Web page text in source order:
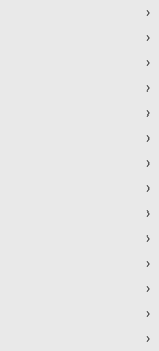
›
›
›
›
›
›
›
›
›
›
›
›
›
›